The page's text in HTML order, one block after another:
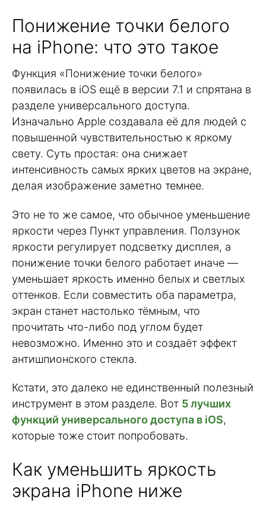
Понижение точки белого
на iPhone: что это такое
Функция «Понижение точки белого»
появилась в iOS ещё в версии 7.1 и спрятана в
разделе универсального доступа.
Изначально Apple создавала её для людей с
повышенной чувствительностью к яркому
свету. Суть простая: она снижает
интенсивность самых ярких цветов на экране,
делая изображение заметно темнее.
Это не то же самое, что обычное уменьшение
яркости через Пункт управления. Ползунок
яркости регулирует подсветку дисплея, а
понижение точки белого работает иначе —
уменьшает яркость именно белых и светлых
оттенков. Если совместить оба параметра,
экран станет настолько тёмным, что
прочитать что-либо под углом будет
невозможно. Именно это и создаёт эффект
антишпионского стекла.
Кстати, это далеко не единственный полезный
инструмент в этом разделе. Вот 5 лучших
функций универсального доступа в iOS,
которые тоже стоит попробовать.
Как уменьшить яркость
экрана iPhone ниже